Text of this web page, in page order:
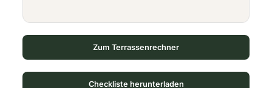
Zum Terrassenrechner
Checkliste herunterladen